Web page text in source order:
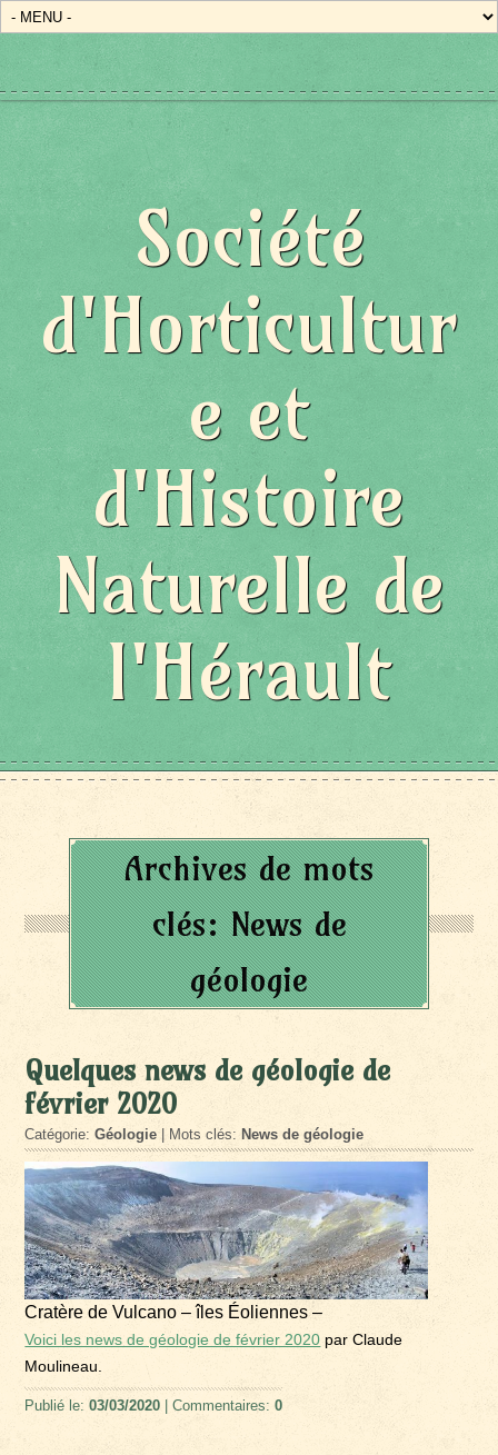
Société
d'Horticultur
e et
d'Histoire
Naturelle de
l'Hérault
Archives de mots
clés:News de
géologie
Quelques news de géologie de
février 2020
Catégorie:Géologie | Mots clés: News de géologie
Cratère de Vulcano – îles Éoliennes –
Voici les news de géologie de février 2020 par Claude
Moulineau.
Publié le:03/03/2020 | Commentaires:0